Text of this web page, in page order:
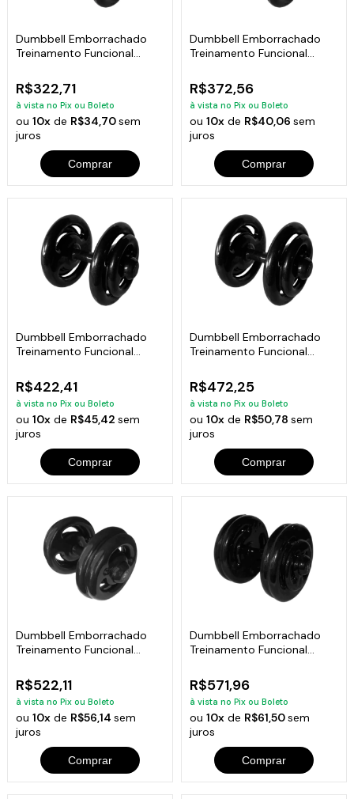
Dumbbell Emborrachado
Treinamento Funcional
R$322,71
à vista no Pix ou Boleto
ou10x de R$34,70sem
juros
Comprar
Dumbbell Emborrachado
Treinamento Funcional
R$372,56
à vista no Pix ou Boleto
ou 10xde R$40,06 sem
juros
Comprar
Dumbbell Emborrachado
Treinamento Funcional
R$422,41
à vista no Pix ou Boleto
ou10x de R$45,42sem
juros
Comprar
Dumbbell Emborrachado
Treinamento Funcional
R$472,25
à vista no Pix ou Boleto
ou 10xde R$50,78 sem
juros
Comprar
Dumbbell Emborrachado
Treinamento Funcional
R$522,11
à vista no Pix ou Boleto
ou10x de R$56,14sem
juros
Comprar
Dumbbell Emborrachado
Treinamento Funcional
R$571,96
à vista no Pix ou Boleto
ou 10xde R$61,50sem
juros
Comprar